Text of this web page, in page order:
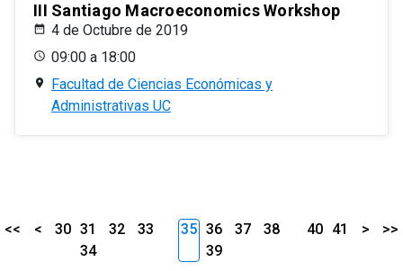
III Santiago Macroeconomics Workshop
4 de Octubre de 2019
09:00 a 18:00
Facultad de Ciencias Económicas y
Administrativas UC
<< < 30 31 32
33
34
35 36 37
38
39
40 41 > >>